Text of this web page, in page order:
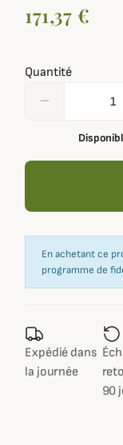
171,37 €
Quantité
remove
En achetant ce
programme de
Expédié dans
la journée
90